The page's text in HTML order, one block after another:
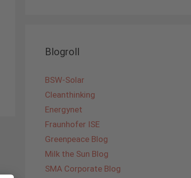
Blogroll
BSW-Solar
Cleanthinking
Energynet
Fraunhofer ISE
Greenpeace Blog
Milk the Sun Blog
SMA Corporate Blog